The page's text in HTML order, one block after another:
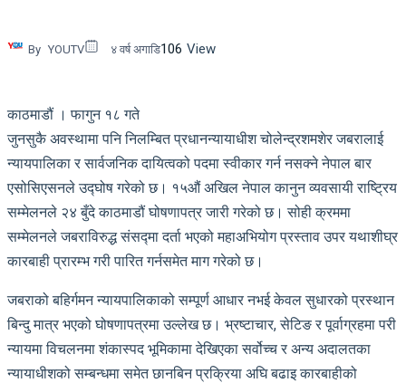
By YOUTV ४ वर्ष अगाडि106 View
काठमाडौं । फागुन १८ गते
जुनसुकै अवस्थामा पनि निलम्बित प्रधानन्यायाधीश चोलेन्द्रशमशेर जबरालाई
न्यायपालिका र सार्वजनिक दायित्वको पदमा स्वीकार गर्न नसक्ने नेपाल बार
एसोसिएसनले उद्घोष गरेको छ। १५औं अखिल नेपाल कानुन व्यवसायी राष्ट्रिय
सम्मेलनले २४ बुँदे काठमाडौं घोषणापत्र जारी गरेको छ। सोही क्रममा
सम्मेलनले जबराविरुद्ध संसद्मा दर्ता भएको महाअभियोग प्रस्ताव उपर यथाशीघ्र
कारबाही प्रारम्भ गरी पारित गर्नसमेत माग गरेको छ।
जबराको बहिर्गमन न्यायपालिकाको सम्पूर्ण आधार नभई केवल सुधारको प्रस्थान
बिन्दु मात्र भएको घोषणापत्रमा उल्लेख छ। भ्रष्टाचार, सेटिङ र पूर्वाग्रहमा परी
न्यायमा विचलनमा शंकास्पद भूमिकामा देखिएका सर्वोच्च र अन्य अदालतका
न्यायाधीशको सम्बन्धमा समेत छानबिन प्रक्रिया अघि बढाइ कारबाहीको